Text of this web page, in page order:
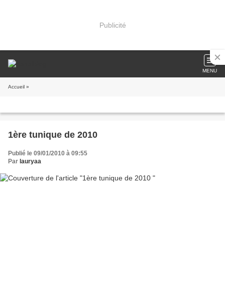
Publicité
MENU
Accueil »
1ère tunique de 2010
Publié le 09/01/2010 à 09:55
Par lauryaa